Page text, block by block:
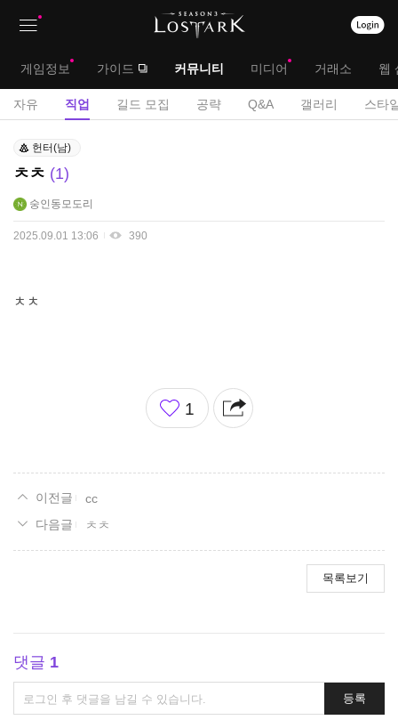
대
메
게임정보 가이드 커뮤니티 미디어 거래소 웹
서
자유 직업 길드 모집 공략 Q&A 갤러리 스타
직
업
시
헌터(남)
ㅊㅊ 1
숭인동모도리
2025.09.01 13:06 390
ㅊㅊ
좋
아
1
cc
ㅊㅊ
목록보기
댓글 1
댓
글
등록